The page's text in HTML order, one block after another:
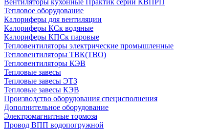
Вентиляторы кухонные Практик серии КВПРП
Тепловое оборудование
Калориферы для вентиляции
Калориферы КСк водяные
Калориферы КПСк паровые
Тепловентиляторы электрические промышленные
Тепловентиляторы ТВК(ТВО)
Тепловентиляторы КЭВ
Тепловые завесы
Тепловые завесы ЭТЗ
Тепловые завесы КЭВ
Производство оборудования специсполнения
Дополнительное оборудование
Электромагнитные тормоза
Провод ВПП водопогружной